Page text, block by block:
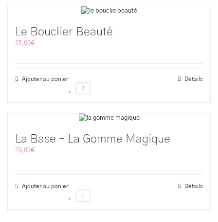
Le Bouclier Beauté
25,00€
Ajouter au panier
Détails
2
La Base – La Gomme Magique
29,00€
Ajouter au panier
Détails
1